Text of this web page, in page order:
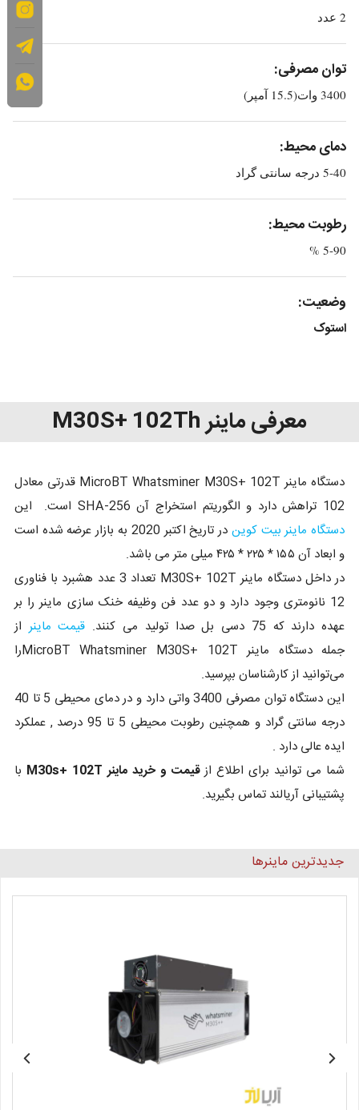
2 عدد
توان مصرفی:
3400 وات(15.5 آمپر)
دمای محیط:
5-40 درجه سانتی گراد
رطوبت محیط:
5-90 %
وضعیت:
استوک
معرفی ماینر M30S+ 102Th
دستگاه ماینر MicroBT Whatsminer M30S+ 102T قدرتی معادل
102 تراهش دارد و الگوریتم استخراج آن SHA-256 است. این
دستگاه ماینر بیت کوین
در تاریخ اکتبر 2020 به بازار عرضه شده است
و ابعاد آن ۱۵۵ * ۲۲۵ * ۴۲۵ میلی متر می باشد.
در داخل دستگاه ماینر M30S+ 102T تعداد 3 عدد هشبرد با فناوری
12 نانومتری وجود دارد و دو عدد فن وظیفه خنک سازی ماینر را بر
عهده دارند که 75 دسی بل صدا تولید می کنند.
قیمت ماینر از
جمله دستگاه ماینر MicroBT Whatsminer M30S+ 102Tرا
می‌توانید از کارشناسان بپرسید.
این دستگاه توان مصرفی 3400 واتی دارد و در دمای محیطی 5 تا 40
درجه سانتی گراد و همچنین رطوبت محیطی 5 تا 95 درصد , عملکرد
ایده عالی دارد .
شما می توانید برای اطلاع ازقیمت و خرید ماینر M30s+ 102T
با
پشتیبانی آریالند تماس بگیرید.
جدیدترین ماینرها